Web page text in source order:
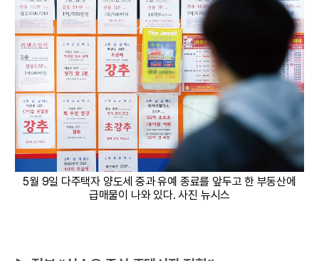
5월 9일 다주택자 양도세 중과 유예 종료를 앞두고 한 부동산에
급매물이 나와 있다. 사진 뉴시스